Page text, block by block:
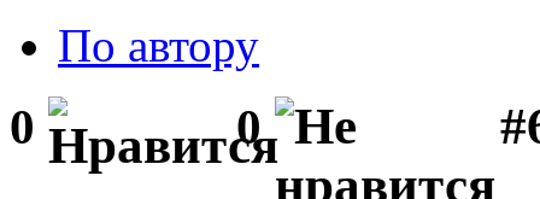
По автору
0 0